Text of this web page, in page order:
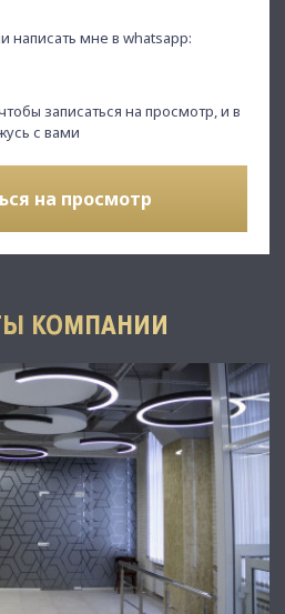
написать мне в whatsapp:
записаться на просмотр, и в
с вами
на просмотр
КОМПАНИИ